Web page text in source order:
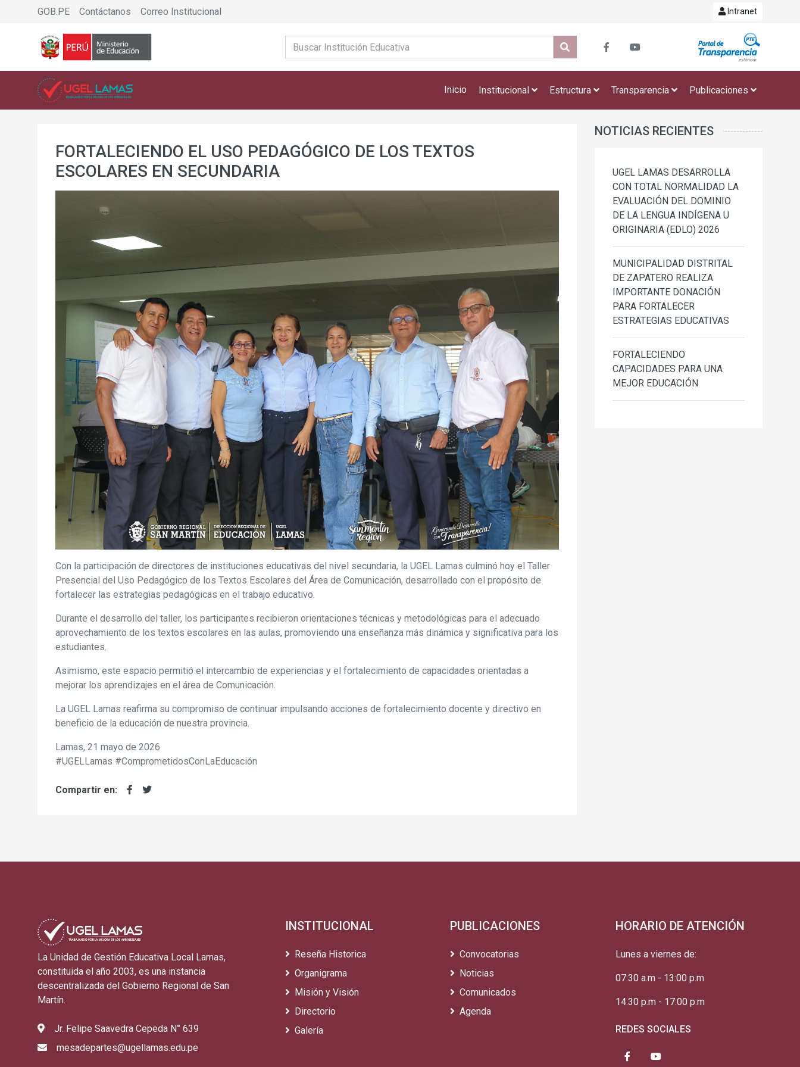
GOB.PE Contáctanos Correo Institucional Intranet
Inicio Institucional Estructura Transparencia Publicaciones
FORTALECIENDO EL USO PEDAGÓGICO DE LOS TEXTOS
ESCOLARES EN SECUNDARIA
Con la participación de directores de instituciones educativas del nivel secundaria, la UGEL Lamas culminó hoy el Taller
Presencial del Uso Pedagógico de los Textos Escolares del Área de Comunicación, desarrollado con el propósito de
fortalecer las estrategias pedagógicas en el trabajo educativo.
Durante el desarrollo del taller, los participantes recibieron orientaciones técnicas y metodológicas para el adecuado
aprovechamiento de los textos escolares en las aulas, promoviendo una enseñanza más dinámica y significativa para los
estudiantes.
Asimismo, este espacio permitió el intercambio de experiencias y el fortalecimiento de capacidades orientadas a
mejorar los aprendizajes en el área de Comunicación.
La UGEL Lamas reafirma su compromiso de continuar impulsando acciones de fortalecimiento docente y directivo en
beneficio de la educación de nuestra provincia.
Lamas, 21 mayo de 2026
#UGELLamas #ComprometidosConLaEducación
Compartir en:
NOTICIAS RECIENTES
UGEL LAMAS DESARROLLA
CON TOTAL NORMALIDAD LA
EVALUACIÓN DEL DOMINIO
DE LA LENGUA INDÍGENA U
ORIGINARIA (EDLO) 2026
MUNICIPALIDAD DISTRITAL
DE ZAPATERO REALIZA
IMPORTANTE DONACIÓN
PARA FORTALECER
ESTRATEGIAS EDUCATIVAS
FORTALECIENDO
CAPACIDADES PARA UNA
MEJOR EDUCACIÓN
La Unidad de Gestión Educativa Local Lamas,
constituida el año 2003, es una instancia
descentralizada del Gobierno Regional de San
Martín.
Jr. Felipe Saavedra Cepeda N° 639
mesadepartes@ugellamas.edu.pe
INSTITUCIONAL
Reseña Historica
Organigrama
Misión y Visión
Directorio
Galería
PUBLICACIONES
Convocatorias
Noticias
Comunicados
Agenda
HORARIO DE ATENCIÓN
Lunes a viernes de:
07:30 a.m - 13:00 p.m
14:30 p.m - 17:00 p.m
REDES SOCIALES